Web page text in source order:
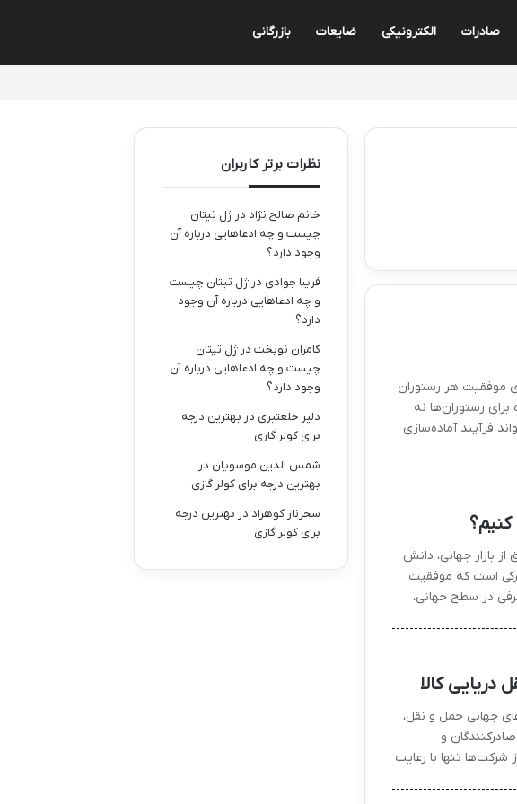
صادرات الکترونیکی ضایعات بازرگانی
موفقیت هر رستوران
رستوران‌ها نه
فرآیند آماده‌سازی
بازار جهانی، دانش
است که موفقیت
در سطح جهانی،
جهانی حمل‌ و نقل،
و
شرکت‌ها تنها با رعایت
نظرات برتر کاربران
خانم صالح نژاد در ژل تیتان
چیست و چه ادعاهایی درباره آن
وجود دارد؟
فریبا جوادی در ژل تیتان چیست
و چه ادعاهایی درباره آن وجود
دارد؟
کامران نوبختدر ژل تیتان
چیست و چه ادعاهایی درباره آن
وجود دارد؟
دلیر خلعتبری در بهترین درجه
برای کولر گازی
شمس الدین موسویان در
بهترین درجه برای کولر گازی
سحرناز کوهزاد در بهترین درجه
برای کولر گازی